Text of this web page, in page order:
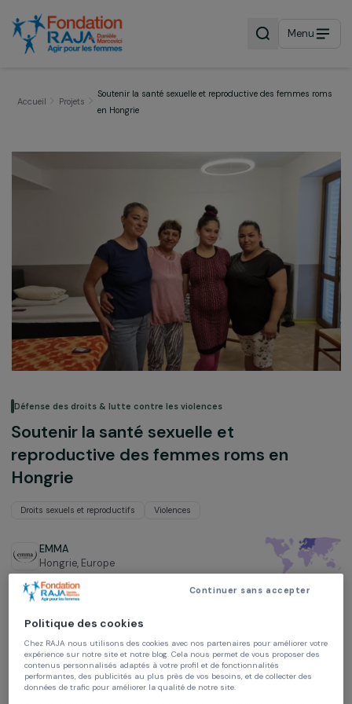
Menu
Défense des droits & lutte contre les violences
Soutenir la santé sexuelle et
reproductive des femmes roms en
Droits sexuels et reproductifs
Hongrie,Europe
Projet soutenu en 2024 et 2025 : Agir pour les femmes
Politique des cookies
Continuer sans accepter